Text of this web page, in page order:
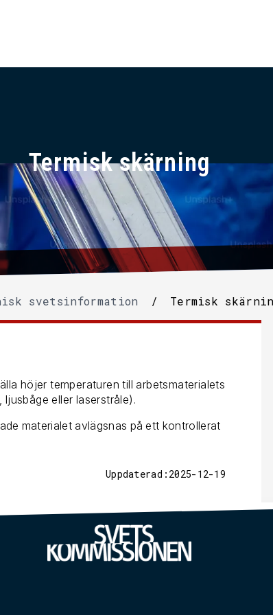
Termisk skärning
svetsinformation / Termisk
höjer temperaturen till arbetsmaterialets
eller laserstråle).
materialet avlägsnas på ett kontrollerat
Uppdaterad:2025-12-19